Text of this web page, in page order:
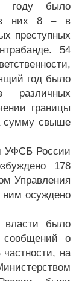
году было
них 8 – в
преступных
54
год было
различных
границы
сумму свыше
УФСБ России
178
Управления
ним осуждено
власти было
сообщений о
на